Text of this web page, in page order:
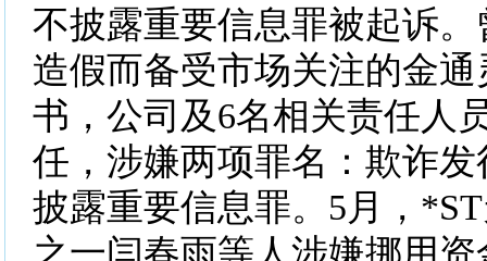
不披露重要信息罪被起诉
造假而备受市场关注的金
书，公司及6名相关责任人
任，涉嫌两项罪名：欺诈
披露重要信息罪。5月，
之一闫春雨等人涉嫌挪用